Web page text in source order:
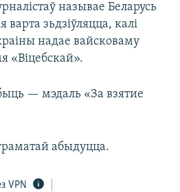
называе Беларусь
зьдзіўляцца, калі
надае вайсковаму
«Віцебскай».
— мэдаль «За взятие
абыдуцца.
VPN